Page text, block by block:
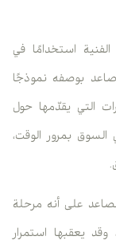
استخدامًا في
بوصفه نموذجًا
التي يقدّمها حول
بمرور الوقت،
على أنه مرحلة
يعقبها استمرار